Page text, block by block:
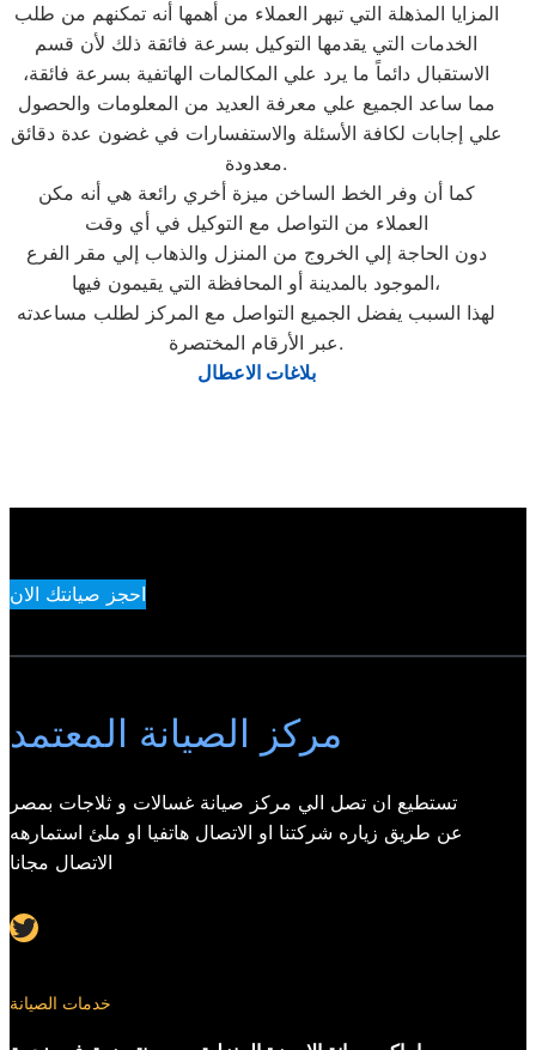
المزايا المذهلة التي تبهر العملاء من أهمها أنه تمكنهم من طلب
الخدمات التي يقدمها التوكيل بسرعة فائقة ذلك لأن قسم
الاستقبال دائماً ما يرد علي المكالمات الهاتفية بسرعة فائقة،
مما ساعد الجميع علي معرفة العديد من المعلومات والحصول
علي إجابات لكافة الأسئلة والاستفسارات في غضون عدة دقائق
معدودة.
كما أن وفر الخط الساخن ميزة أخري رائعة هي أنه مكن
العملاء من التواصل مع التوكيل في أي وقت
دون الحاجة إلي الخروج من المنزل والذهاب إلي مقر الفرع
الموجود بالمدينة أو المحافظة التي يقيمون فيها،
لهذا السبب يفضل الجميع التواصل مع المركز لطلب مساعدته
عبر الأرقام المختصرة.
بلاغات الاعطال
احجز صيانتك الان
مركز الصيانة المعتمد
تستطيع ان تصل الي مركز صيانة غسالات و ثلاجات بمصر
عن طريق زياره شركتنا او الاتصال هاتفيا او ملئ استمارهه
الاتصال مجانا
Twitter
خدمات الصيانة